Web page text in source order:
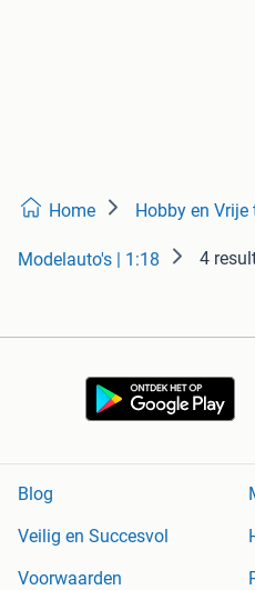
Home Hobby en Vrije
Modelauto's | 1:18 4
Blog
Veilig en Succesvol
Voorwaarden